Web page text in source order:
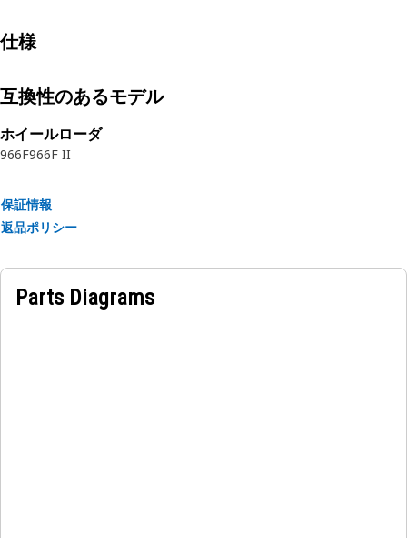
仕様
互換性のあるモデル
ホイールローダ
966F966F II
保証情報
返品ポリシー
Parts Diagrams